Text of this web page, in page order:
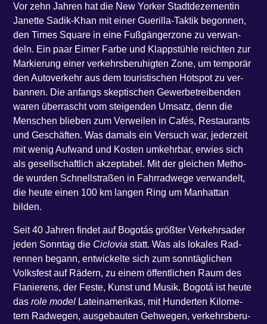
Vor zehn Jah­ren hat die New Yor­ker Stadt­de­zer­nen­tin
Janet­te Sadik-Khan mit einer Gue­ril­la-Tak­tik begon­nen,
den Times Squa­re in eine Fuß­gän­ger­zo­ne zu ver­wan­
deln. Ein paar Eimer Far­be und Klapp­stüh­le reich­ten zur
Mar­kie­rung einer ver­kehrs­be­ru­hig­ten Zone, um tem­po­rär
den Auto­ver­kehr aus dem tou­ris­ti­schen Hot­spot zu ver­
ban­nen. Die anfangs skep­ti­schen Gewer­be­trei­ben­den
waren über­rascht vom stei­gen­den Umsatz, denn die
Men­schen blie­ben zum Ver­wei­len in Cafés, Restau­rants
und Geschäf­ten. Was damals ein Ver­such war, jeder­zeit
mit wenig Auf­wand und Kos­ten umkehr­bar, erwies sich
als gesell­schaft­lich akzep­ta­bel. Mit der glei­chen Metho­
de wur­den Schnell­stra­ßen in Fahr­rad­we­ge ver­wan­delt,
die heu­te einen 100 km lan­gen Ring um Man­hat­tan
bilden.
Seit 40 Jah­ren fin­det auf Bogo­tás größ­ter Ver­kehrs­ader
jeden Sonn­tag die Ciclo­via statt. Was als loka­les Rad­
ren­nen begann, ent­wi­ckel­te sich zum sonn­täg­li­chen
Volks­fest auf Rädern, zu einem öffent­li­chen Raum des
Fla­nie­rens, der Fes­te, Kunst und Musik. Bogo­tá ist heu­te
dasrole model Latein­ame­ri­kas, mit Hun­der­ten Kilo­me­
tern Rad­we­gen, aus­ge­bau­ten Geh­we­gen, ver­kehrs­be­ru­